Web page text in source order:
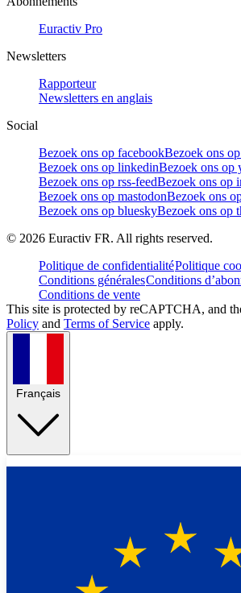
Euractiv Pro
Newsletters
Rapporteur
Newsletters en anglais
Social
Bezoek ons op facebookBezoek ons
Bezoek ons op linkedinBezoek ons op
Bezoek ons op rss-feedBezoek ons op
Bezoek ons op mastodonBezoek ons
Bezoek ons op blueskyBezoek ons op
© 2026 Euractiv FR. All rights reserved.
Politique de confidentialitéPolitique
Conditions généralesConditions
Conditions de vente
This site is protected by reCAPTCHA, and
Policy and Terms of Service apply.
Français